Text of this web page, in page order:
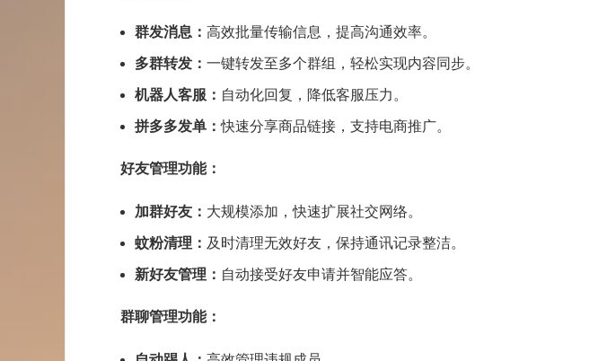
群发消息： 高效批量传输信息，提高沟通效率。
多群转发 ： 一键转发至多个群组，轻松实现内容同步。
机器人客服： 自动化回复，降低客服压力。
拼多多发单：快速分享商品链接 ，支持电商推广。
好友管理功能：
加群好友： 大规模添加，快速扩展社交网络。
蚊粉清理： 及时清理无效好友，保持通讯记录整洁。
新好友管理： 自动接受好友申请并智能应答。
群聊管理功能：